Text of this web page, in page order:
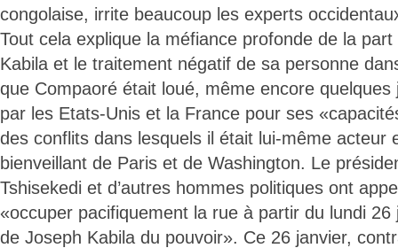
congolaise, irrite beaucoup les experts
Tout cela explique la méfiance profonde de la part
Kabila et le traitement négatif de sa personne
que Compaoré était loué, même encore
par les Etats-Unis et la France pour ses
des conflits dans lesquels il était lui-même acteur
bienveillant de Paris et de Washington. Le
Tshisekedi et d’autres hommes politiques ont
«occuper pacifiquement la rue à partir du lundi 26
de Joseph Kabila du pouvoir». Ce 26 janvier,